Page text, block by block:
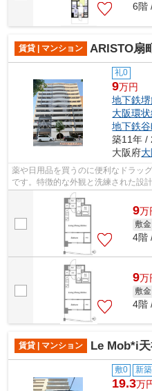
6階
賃貸 | マンション ARISTO扇
礼0
9万円
地下鉄
大阪環状
地下鉄
築11年 /
大阪府
薬や日用品を買うのに便利なドラッ
です。特徴的な外観と洗練された設
条件、通風良好のシンプルな作りの物
9万
敷金
4階
9万
敷金
4階
賃貸 | マンション Le Mob*i
敷0 新築
19.3万